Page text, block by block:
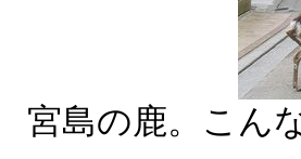
宮島の鹿。こん